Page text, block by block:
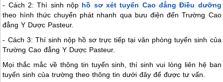
- Cách 2: Thí sinh nộp hồ sơ xét tuyển Cao đẳng Điều dưỡng
theo hình thức chuyển phát nhanh qua bưu điện đến Trường Cao
đẳng Y Dược Pasteur.
- Cách 3: Thí sinh nộp hồ sơ trực tiếp tại văn phòng tuyển sinh của
Trường Cao đẳng Y Dược Pasteur.
Mọi thắc mắc về thông tin tuyển sinh, thí sinh vui lòng liên hệ ban
tuyển sinh của trường theo thông tin dưới đây để được tư vấn.